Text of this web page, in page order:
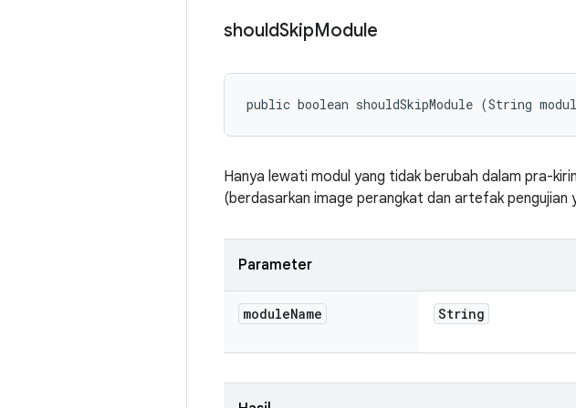
shouldSkipModule
public boolean shouldSkipModule (String
Hanya lewati modul yang tidak berubah dalam pra-
(berdasarkan image perangkat dan artefak pengujian
Parameter
moduleName String